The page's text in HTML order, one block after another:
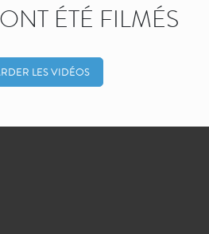
ÉTÉ FILMÉS
LES VIDÉOS